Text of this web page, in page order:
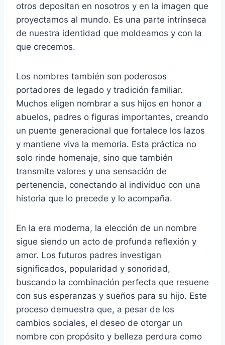
otros depositan en nosotros y en la imagen que
proyectamos al mundo. Es una parte intrínseca
de nuestra identidad que moldeamos y con la
que crecemos.
Los nombres también son poderosos
portadores de legado y tradición familiar.
Muchos eligen nombrar a sus hijos en honor a
abuelos, padres o figuras importantes, creando
un puente generacional que fortalece los lazos
y mantiene viva la memoria. Esta práctica no
solo rinde homenaje, sino que también
transmite valores y una sensación de
pertenencia, conectando al individuo con una
historia que lo precede y lo acompaña.
En la era moderna, la elección de un nombre
sigue siendo un acto de profunda reflexión y
amor. Los futuros padres investigan
significados, popularidad y sonoridad,
buscando la combinación perfecta que resuene
con sus esperanzas y sueños para su hijo. Este
proceso demuestra que, a pesar de los
cambios sociales, el deseo de otorgar un
nombre con propósito y belleza perdura como